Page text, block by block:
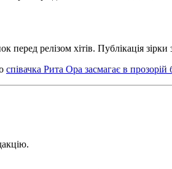
релізом хітів. Публікація зірки
співачка Рита Ора засмагає в прозорій